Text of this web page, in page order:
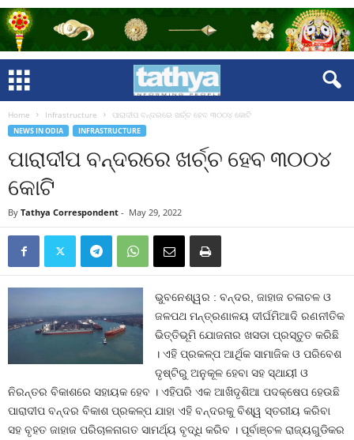
Home Infrastructure ପାରାଦୀପ ବନ୍ଦରରେ ଖର୍ଚ୍ଚ ହେବ ୩୦୦୪ କୋଟି
NEWS IN ODIA INFRASTRUCTURE
ପାରାଦୀପ ବନ୍ଦରରେ ଖର୍ଚ୍ଚ ହେବ ୩୦୦୪
କୋଟି
By Tathya Correspondent - May 29, 2022
ଭୁବନେଶ୍ୱର : ବନ୍ଦର, ଜାହାଜ ଚଳାଚଳ ଓ
ଜଳପଥ ମନ୍ତ୍ରଣାଳୟ ଦୀର୍ଘମିଆଦି ରଣନୀତିକ
ଭିତ୍ତିଭୂମି ଯୋଜନାର ଖସଡା ପ୍ରସ୍ତୁତ କରିଛି
। ଏହି ପ୍ରକଳ୍ପ ଆର୍ଥିକ ସାମାଜିକ ଓ ପରିବେଶ
ଦୃଷ୍ଟିରୁ ଅନୁକୂଳ ହେବା ସହ ସ୍ଥାୟୀ ଓ
ନିରନ୍ତର ବିକାଶରେ ସହାୟକ ହେବ । ଏହିପରି ଏକ ଆଖିଦୃଶିଆ ପଦକ୍ଷେପ ହେଉଛି
ପାରାଦୀପ ବନ୍ଦର ବିକାଶ ପ୍ରକଳ୍ପ ଯାହା ଏହି ବନ୍ଦରକୁ ବିଶ୍ୱ ସ୍ତରୀୟ କରିବା
ସହ ବୃହତ ଜାହାଜ ପରିଚାଳନାଗତ ସାମର୍ଥ୍ୟ ବୃଦ୍ଧି କରିବ । ପୂର୍ବାଞ୍ଚଳ ରାଜ୍ୟଗୁଡିକର